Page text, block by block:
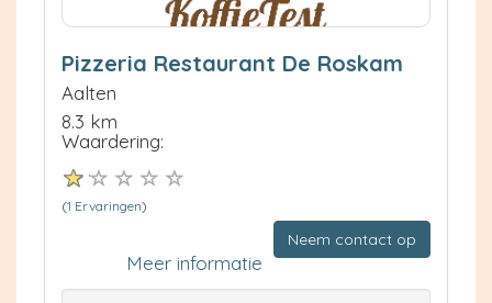
Pizzeria Restaurant De Roskam
Aalten
8.3 km
Waardering:
(1 Ervaringen)
Neem contact op
Meer informatie